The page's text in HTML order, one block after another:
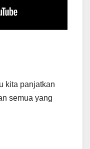
kita panjatkan
semua yang